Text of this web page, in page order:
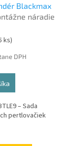
Blackmax
náradie
ks)
DPH
– Sada
pertlovačiek